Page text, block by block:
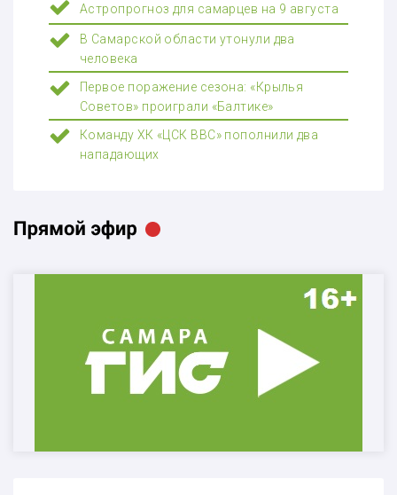
Астропрогноз для самарцев на 9 августа
В Самарской области утонули два
человека
Первое поражение сезона: «Крылья
Советов» проиграли «Балтике»
Команду ХК «ЦСК ВВС» пополнили два
нападающих